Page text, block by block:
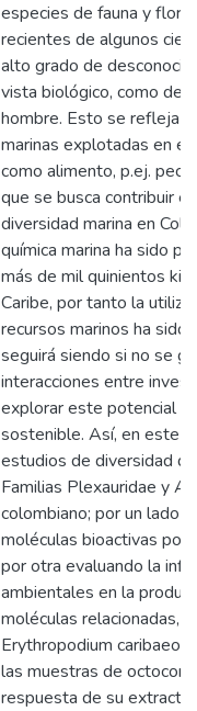
especies de fauna y
recientes de algunos
alto grado de
vista biológico, como
hombre. Esto se refleja
marinas explotadas en
como alimento, p.ej.
que se busca contribuir
diversidad marina en
química marina ha sido
más de mil quinientos
Caribe, por tanto la
recursos marinos ha sido
seguirá siendo si no se
interacciones entre
explorar este potencial
sostenible. Así, en este
estudios de diversidad
Familias Plexauridae y
colombiano; por un lado
moléculas bioactivas por
por otra evaluando la
ambientales en la
moléculas relacionadas,
Erythropodium
las muestras de
respuesta de su extracto